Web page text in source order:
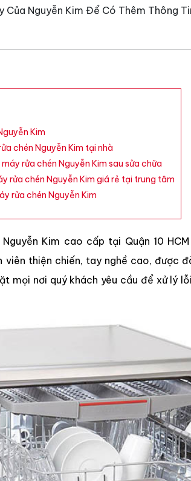
Của Nguyễn Kim Để Có Thêm Thông
Kim
chén Nguyễn Kim tại nhà
rửa chén Nguyễn Kim sau sửa chữa
rửa chén Nguyễn Kim giá rẻ tại trung tâm
rửa chén Nguyễn Kim
Nguyễn Kim cao cấp tại Quận 10
viên thiện chiến, tay nghề cao, được
mọi nơi quý khách yêu cầu để xử lý